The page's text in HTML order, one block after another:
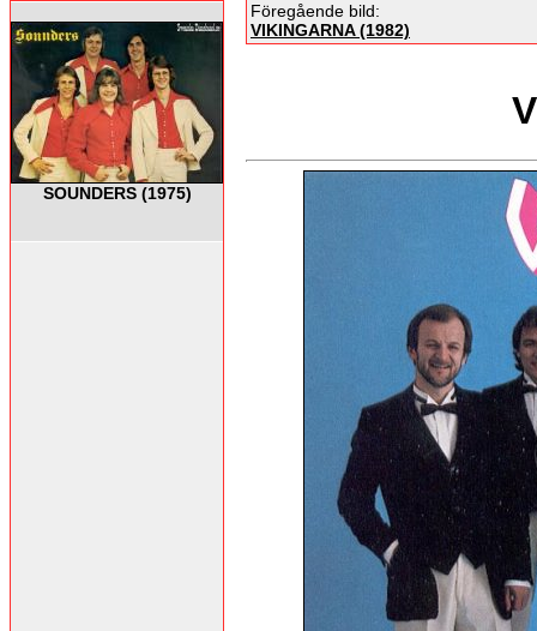
SOUNDERS (1975)
Föregående bild:
VIKINGARNA (1982)